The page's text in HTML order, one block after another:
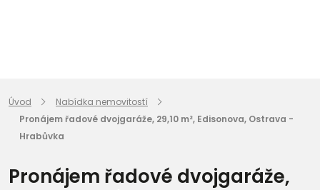
Úvod
Nabídka nemovitostí
Pronájem řadové dvojgaráže, 29,10 m², Edisonova, Ostrava -
Hrabůvka
Pronájem řadové dvojgaráže,